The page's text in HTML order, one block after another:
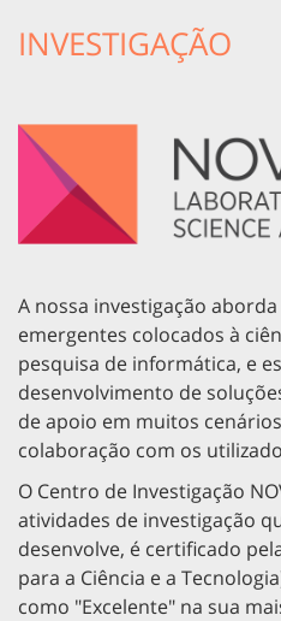
INVESTIGAÇÃO
A nossa investigação
emergentes colocados à
pesquisa de informática, e
desenvolvimento de
de apoio em muitos
colaboração com os
O Centro de Investigação
atividades de investigação
desenvolve, é certificado
para a Ciência e a
como "Excelente" na sua